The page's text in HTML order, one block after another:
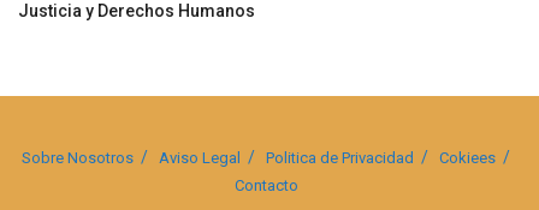
Justicia y Derechos Humanos
Sobre Nosotros Aviso Legal Politica de Privacidad
Cokiees
Contacto